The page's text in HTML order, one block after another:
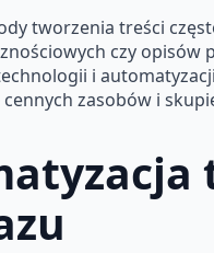
tworzenia treści
czy
i
zasobów i